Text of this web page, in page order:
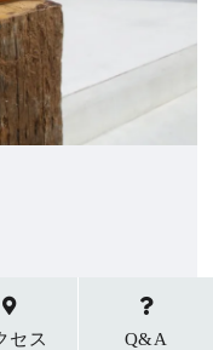
23番地5
セス Q&A